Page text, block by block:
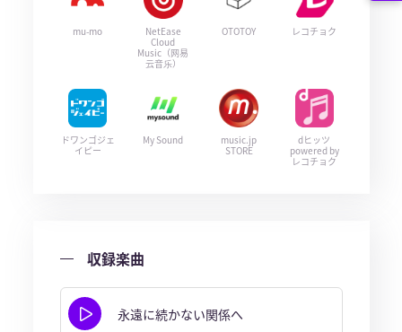
mu-mo
NetEase
Cloud
Music（网易
云音乐）
OTOTOY レコチョク
ドワンゴジェ
イピー
My Sound
music.jp
STORE
dヒッツ
powered by
レコチョク
収録楽曲
永遠に続かない関係へ